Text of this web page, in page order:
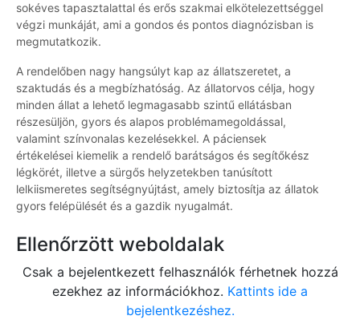
sokéves tapasztalattal és erős szakmai elkötelezettséggel
végzi munkáját, ami a gondos és pontos diagnózisban is
megmutatkozik.
A rendelőben nagy hangsúlyt kap az állatszeretet, a
szaktudás és a megbízhatóság. Az állatorvos célja, hogy
minden állat a lehető legmagasabb szintű ellátásban
részesüljön, gyors és alapos problémamegoldással,
valamint színvonalas kezelésekkel. A páciensek
értékelései kiemelik a rendelő barátságos és segítőkész
légkörét, illetve a sürgős helyzetekben tanúsított
lelkiismeretes segítségnyújtást, amely biztosítja az állatok
gyors felépülését és a gazdik nyugalmát.
Ellenőrzött weboldalak
Csak a bejelentkezett felhasználók férhetnek hozzá
ezekhez az információkhoz. Kattints ide a
bejelentkezéshez.